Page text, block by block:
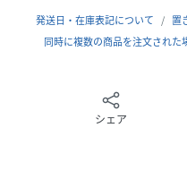
発送日・在庫表記について 置
同時に複数の商品を注文された
シェア